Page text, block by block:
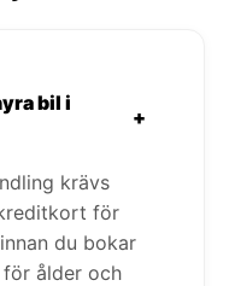
bil i
+
krävs
för
du bokar
ålder och